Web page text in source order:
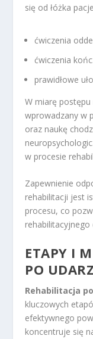
się od łóżka
ćwiczenia
ćwiczenia
prawidłowe
W miarę
wprowadzany w
oraz naukę
w procesie
Zapewnienie
rehabilitacji jest
procesu, co
ETAPY I
PO
Rehabilitacja
kluczowych
efektywnego
koncentruje się